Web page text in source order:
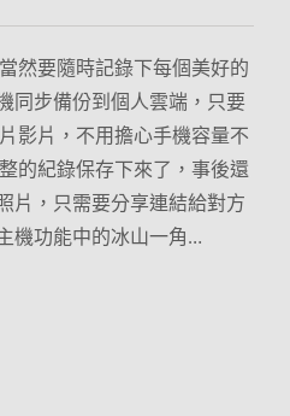
然要隨時記錄下每個美好的
同步備份到個人雲端，只要
影片，不用擔心手機容量不
的紀錄保存下來了，事後還
片，只需要分享連結給對方
機功能中的冰山一角…